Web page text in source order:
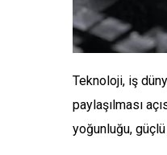
Teknoloji, iş
paylaşılması
yoğunluğu,